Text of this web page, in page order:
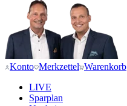
Konto Merkzettel Warenkorb
LIVE
Sparplan